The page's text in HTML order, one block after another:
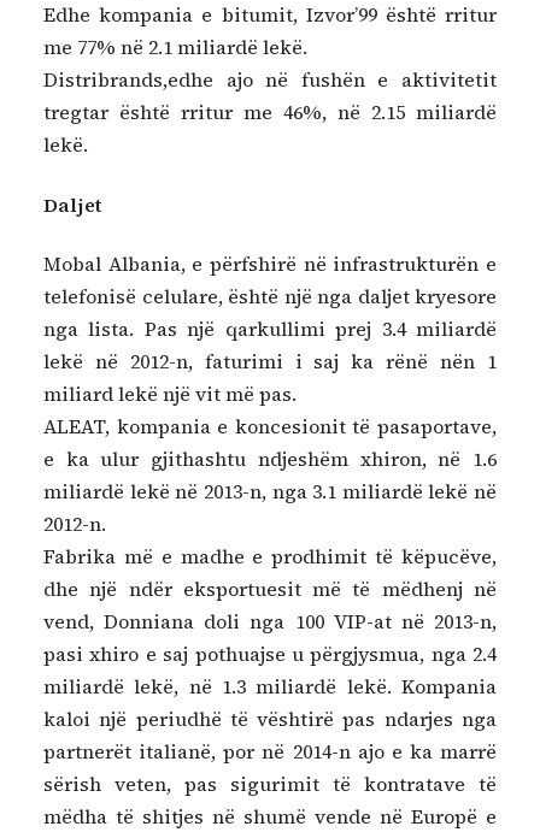
Edhe kompania e bitumit, Izvor’99 është rritur
me 77% në 2.1 miliardë lekë.
Distribrands,edhe ajo në fushën e aktivitetit
tregtar është rritur me 46%, në 2.15 miliardë
lekë.
Daljet
Mobal Albania, e përfshirë në infrastrukturën e
telefonisë celulare, është një nga daljet kryesore
nga lista. Pas një qarkullimi prej 3.4 miliardë
lekë në 2012-n, faturimi i saj ka rënë nën 1
miliard lekë një vit më pas.
ALEAT, kompania e koncesionit të pasaportave,
e ka ulur gjithashtu ndjeshëm xhiron, në 1.6
miliardë lekë në 2013-n, nga 3.1 miliardë lekë në
2012-n.
Fabrika më e madhe e prodhimit të këpucëve,
dhe një ndër eksportuesit më të mëdhenj në
vend, Donniana doli nga 100 VIP-at në 2013-n,
pasi xhiro e saj pothuajse u përgjysmua, nga 2.4
miliardë lekë, në 1.3 miliardë lekë. Kompania
kaloi një periudhë të vështirë pas ndarjes nga
partnerët italianë, por në 2014-n ajo e ka marrë
sërish veten, pas sigurimit të kontratave të
mëdha të shitjes në shumë vende në Europë e